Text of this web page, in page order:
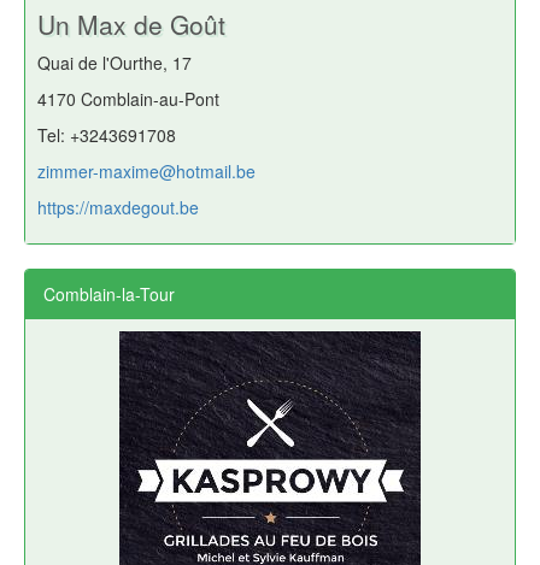
Un Max de Goût
Quai de l'Ourthe, 17
4170 Comblain-au-Pont
Tel: +3243691708
zimmer-maxime@hotmail.be
https://maxdegout.be
Comblain-la-Tour